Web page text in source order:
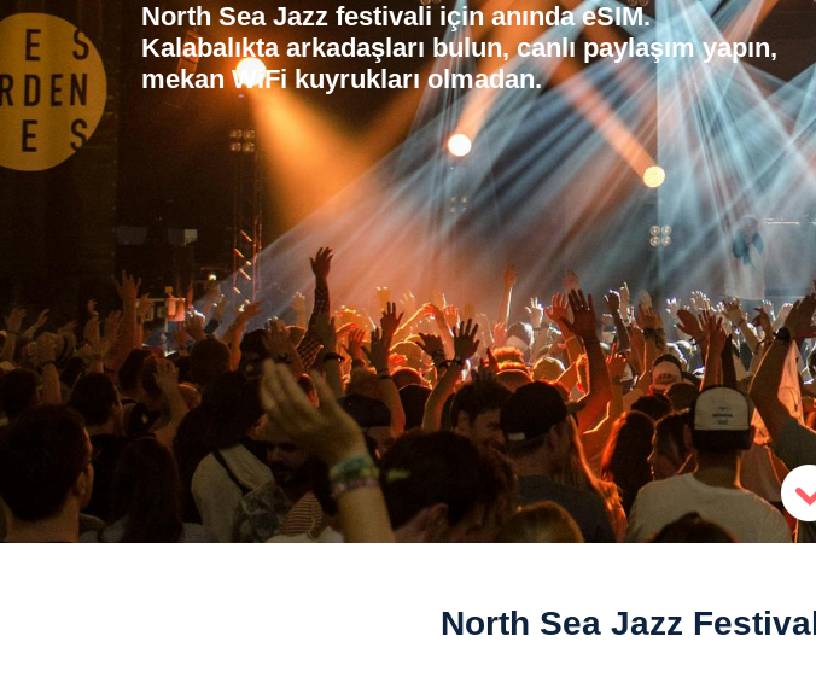
North Sea Jazz festivali için anında eSIM.
Kalabalıkta arkadaşları bulun, canlı paylaşım yapın,
mekan WiFi kuyrukları olmadan.
North Sea Jazz